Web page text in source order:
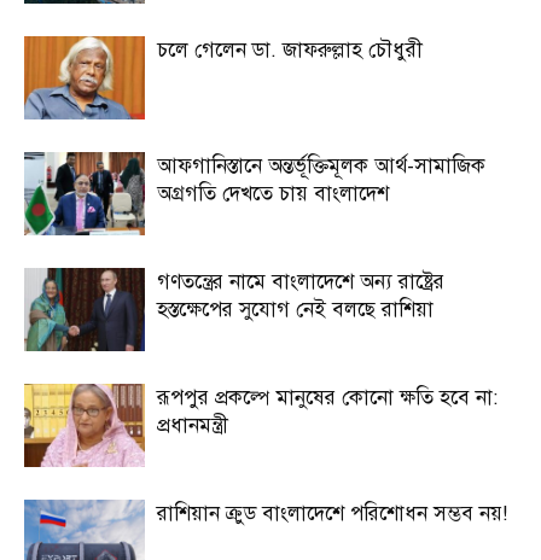
চলে গেলেন ডা. জাফরুল্লাহ চৌধুরী
আফগানিস্তানে অন্তর্ভূক্তিমূলক আর্থ-সামাজিক
অগ্রগতি দেখতে চায় বাংলাদেশ
গণতন্ত্রের নামে বাংলাদেশে অন্য রাষ্ট্রের
হস্তক্ষেপের সুযোগ নেই বলছে রাশিয়া
রূপপুর প্রকল্পে মানুষের কোনো ক্ষতি হবে না:
প্রধানমন্ত্রী
রাশিয়ান ক্রুড বাংলাদেশে পরিশোধন সম্ভব নয়!